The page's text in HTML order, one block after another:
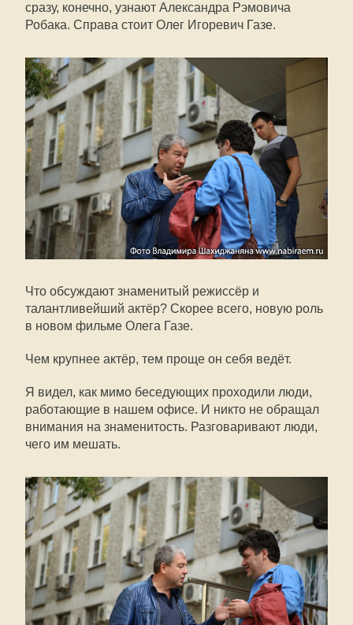
сразу, конечно, узнают Александра Рэмовича
Робака. Справа стоит Олег Игоревич Газе.
Что обсуждают знаменитый режиссёр и
талантливейший актёр? Скорее всего, новую роль
в новом фильме Олега Газе.
Чем крупнее актёр, тем проще он себя ведёт.
Я видел, как мимо беседующих проходили люди,
работающие в нашем офисе. И никто не обращал
внимания на знаменитость. Разговаривают люди,
чего им мешать.